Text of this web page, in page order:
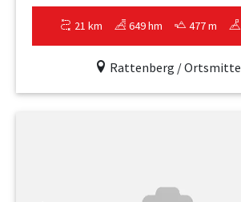
21 km 649 hm 477 m
Rattenberg / Ortsmitte